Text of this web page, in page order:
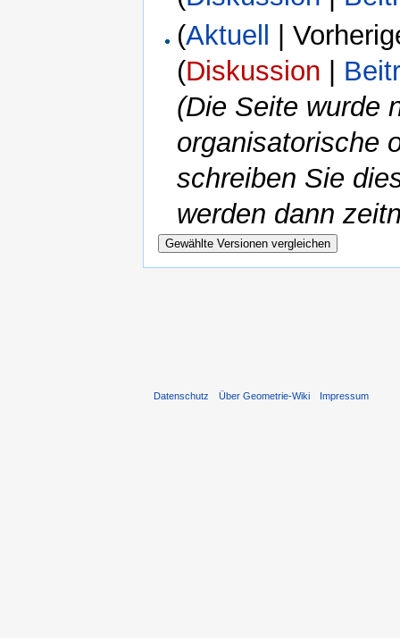
(Aktuell |
(Diskussion |
(Die Seite wurde
organisatorische
schreiben Sie
werden dann
Datenschutz Über Geometrie-Wiki Impressum